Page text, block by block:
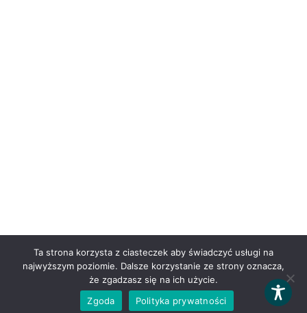
Ta strona korzysta z ciasteczek aby świadczyć usługi na
najwyższym poziomie. Dalsze korzystanie ze strony oznacza,
że zgadzasz się na ich użycie.
Zgoda
Polityka prywatności